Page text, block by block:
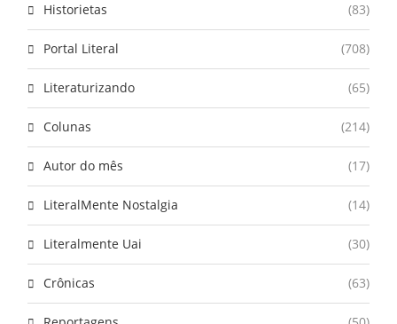
Historietas (83)
Portal Literal (708)
Literaturizando (65)
Colunas (214)
Autor do mês (17)
LiteralMente Nostalgia (14)
Literalmente Uai (30)
Crônicas (63)